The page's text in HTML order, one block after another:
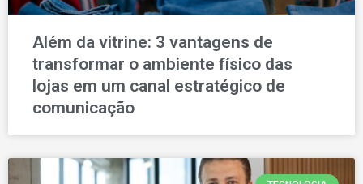
Além da vitrine: 3 vantagens de
transformar o ambiente físico das
lojas em um canal estratégico de
comunicação